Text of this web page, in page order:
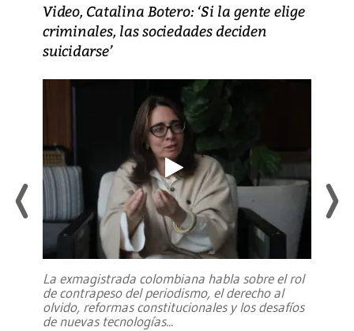
Video, Catalina Botero: ‘Si la gente elige
criminales, las sociedades deciden
suicidarse’
La exmagistrada colombiana habla sobre el rol
de contrapeso del periodismo, el derecho al
olvido, reformas constitucionales y los desafíos
de nuevas tecnologías...